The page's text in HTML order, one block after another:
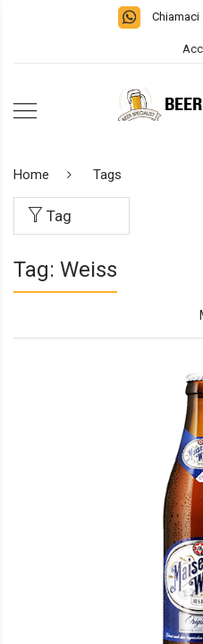
Chiamaci
Home Tags
Tag
Tag: Weiss